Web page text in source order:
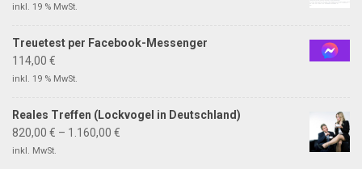
inkl. 19 % MwSt.
Treuetest per Facebook-Messenger
114,00 €
inkl. 19 % MwSt.
Reales Treffen (Lockvogel in Deutschland)
820,00 € – 1.160,00 €
inkl. MwSt.